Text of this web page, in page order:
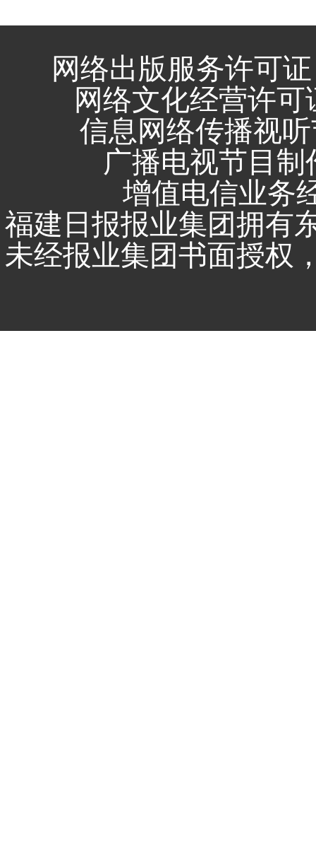
网络出版服务许可
网络文化经营许可
信息网络传播视
广播电视节目
增值电信业务
福建日报报业集团拥有
未经报业集团书面授权